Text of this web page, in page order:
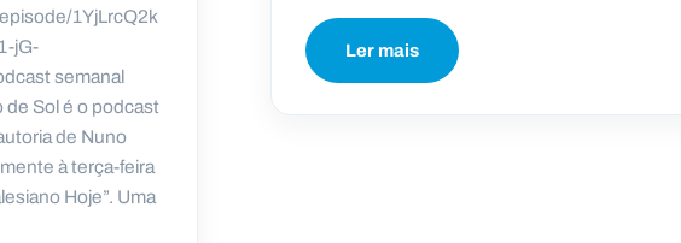
1YjLrcQ2k
jG-
semanal
de Sol é o podcast
de Nuno
à terça-feira
Hoje”. Uma
Ler mais